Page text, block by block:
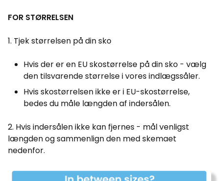
FOR STØRRELSEN
1. Tjek størrelsen på din sko
Hvis der er en EU skostørrelse på din sko - vælg
den tilsvarende størrelse i vores indlægssåler.
Hvis skostørrelsen ikke er i EU-skostørrelse,
bedes du måle længden af indersålen.
2. Hvis indersålen ikke kan fjernes - mål venligst
længden og sammenlign den med skemaet
nedenfor.